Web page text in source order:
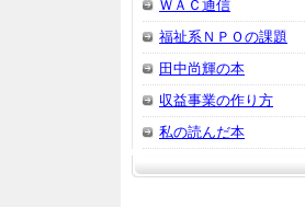
ＷＡＣ通信
福祉系ＮＰＯの課題
田中尚輝の本
収益事業の作り方
私の読んだ本